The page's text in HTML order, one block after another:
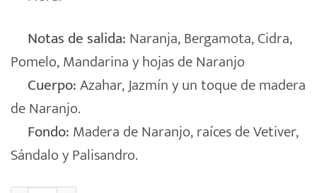
Notas de salida: Naranja, Bergamota, Cidra,
Pomelo, Mandarina y hojas de Naranjo
Cuerpo:Azahar, Jazmín y un toque de madera
de Naranjo.
Fondo: Madera de Naranjo, raíces de Vetiver,
Sándalo y Palisandro.